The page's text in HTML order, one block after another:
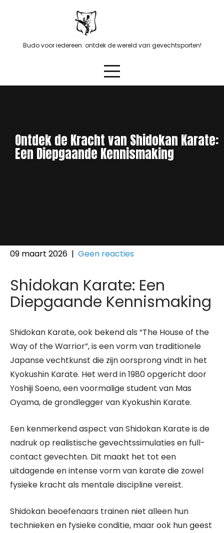
Budo voor iedereen: ontdek de wereld van gevechtsporten!
Ontdek de Kracht van Shidokan Karate:
Een Diepgaande Kennismaking
09 maart 2026 | Geen reacties
Shidokan Karate: Een
Diepgaande Kennismaking
Shidokan Karate, ook bekend als “The House of the
Way of the Warrior”, is een vorm van traditionele
Japanse vechtkunst die zijn oorsprong vindt in het
Kyokushin Karate. Het werd in 1980 opgericht door
Yoshiji Soeno, een voormalige student van Mas
Oyama, de grondlegger van Kyokushin Karate.
Een kenmerkend aspect van Shidokan Karate is de
nadruk op realistische gevechtssimulaties en full-
contact gevechten. Dit maakt het tot een
uitdagende en intense vorm van karate die zowel
fysieke kracht als mentale discipline vereist.
Shidokan beoefenaars trainen niet alleen hun
technieken en fysieke conditie, maar ook hun geest